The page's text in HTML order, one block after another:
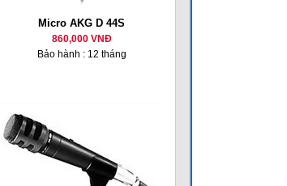
Micro AKG D 44S
860,000 VNĐ
Bảo hành : 12 tháng